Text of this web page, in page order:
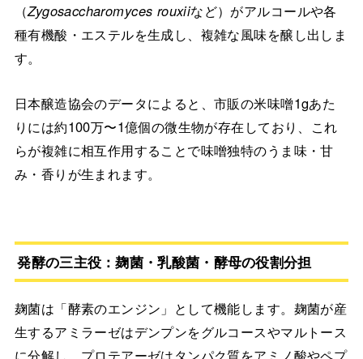
（Zygosaccharomyces rouxiiなど）がアルコールや各
種有機酸・エステルを生成し、複雑な風味を醸し出しま
す。
日本醸造協会のデータによると、市販の米味噌1gあた
りには約100万〜1億個の微生物が存在しており、これ
らが複雑に相互作用することで味噌独特のうま味・甘
み・香りが生まれます。
発酵の三主役：麹菌・乳酸菌・酵母の役割分担
麹菌は「酵素のエンジン」として機能します。麹菌が産
生するアミラーゼはデンプンをグルコースやマルトース
に分解し、プロテアーゼはタンパク質をアミノ酸やペプ